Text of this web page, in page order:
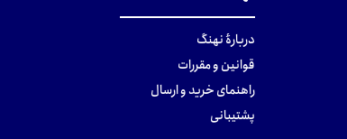
دربارهٔ نهنگ
قوانین و مقررات
راهنمای خرید و ارسال
پشتیبانی